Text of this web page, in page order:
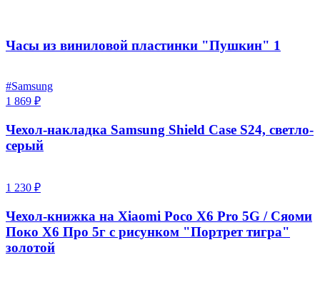
Часы из виниловой пластинки "Пушкин" 1
#Samsung
1 869 ₽
Чехол-накладка Samsung Shield Case S24, светло-
серый
1 230 ₽
Чехол-книжка на Xiaomi Poco X6 Pro 5G / Сяоми
Поко Х6 Про 5г с рисунком "Портрет тигра"
золотой